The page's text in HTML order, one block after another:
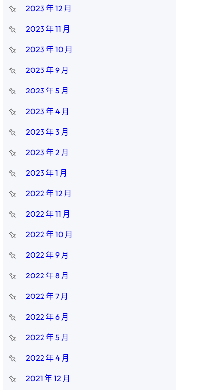
2023 年 12 月
2023 年 11 月
2023 年 10 月
2023 年 9 月
2023 年 5 月
2023 年 4 月
2023 年 3 月
2023 年 2 月
2023 年 1 月
2022 年 12 月
2022 年 11 月
2022 年 10 月
2022 年 9 月
2022 年 8 月
2022 年 7 月
2022 年 6 月
2022 年 5 月
2022 年 4 月
2021 年 12 月